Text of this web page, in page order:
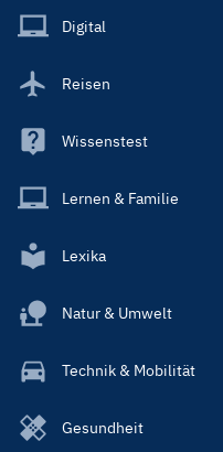
Main
Digital
Reisen
Wissenstest
Lernen & Familie
Lexika
Natur & Umwelt
Technik & Mobilität
Gesundheit